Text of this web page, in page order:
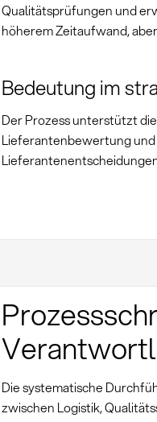
Qualitätsprüfungen und
höherem Zeitaufwand,
Bedeutung im
Der Prozess unterstützt die
Lieferantenbewertung
Die systematische
zwischen Logistik,